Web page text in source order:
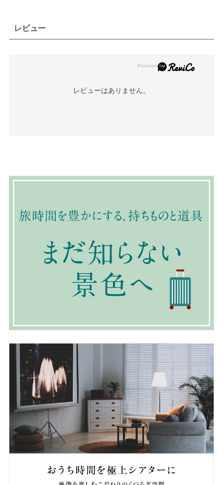
レビュー
レビューはありません。